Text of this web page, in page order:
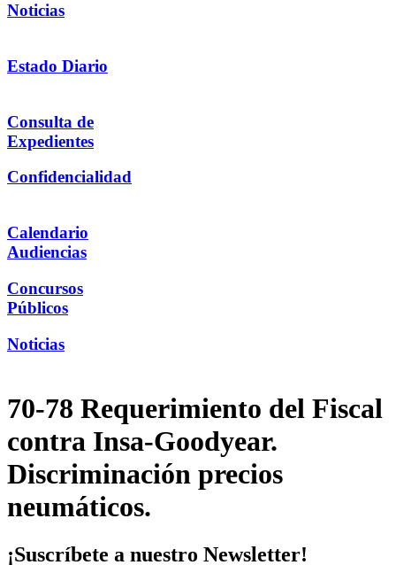
Noticias
Estado Diario
Consulta de
Expedientes
Confidencialidad
Calendario
Audiencias
Concursos
Públicos
Noticias
70-78 Requerimiento del Fiscal
contra Insa-Goodyear.
Discriminación precios
neumáticos.
¡Suscríbete a nuestro Newsletter!